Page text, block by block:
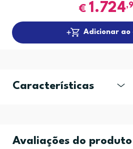
€ 1.724
Adicionar ao
Características
Avaliações do produto